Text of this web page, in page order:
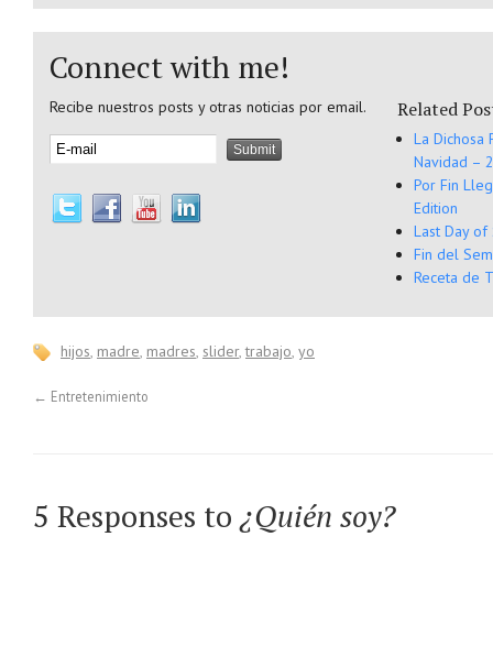
Connect with me!
Recibe nuestros posts y otras noticias por email. Related
La Dichosa
Navidad –
Por Fin
Edition
Last Day of
Fin del
Receta de
hijos, madre, madres, slider,trabajo, yo
← Entretenimiento
5 Responses to ¿Quién soy?